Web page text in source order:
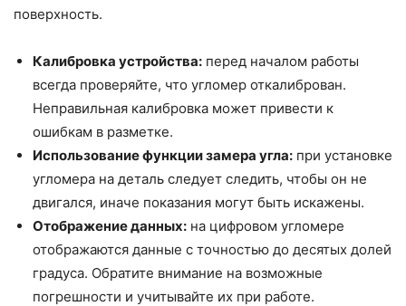
поверхность.
Калибровка устройства: перед началом работы
всегда проверяйте, что угломер откалиброван.
Неправильная калибровка может привести к
ошибкам в разметке.
Использование функции замера угла: при установке
угломера на деталь следует следить, чтобы он не
двигался, иначе показания могут быть искажены.
Отображение данных: на цифровом угломере
отображаются данные с точностью до десятых долей
градуса. Обратите внимание на возможные
погрешности и учитывайте их при работе.